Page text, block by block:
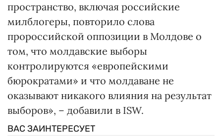
пространство, включая российские
милблогеры, повторило слова
пророссийской оппозиции в Молдове о
том, что молдавские выборы
контролируются «европейскими
бюрократами» и что молдаване не
оказывают никакого влияния на результат
выборов», – добавили в ISW.
ВАС ЗАИНТЕРЕСУЕТ